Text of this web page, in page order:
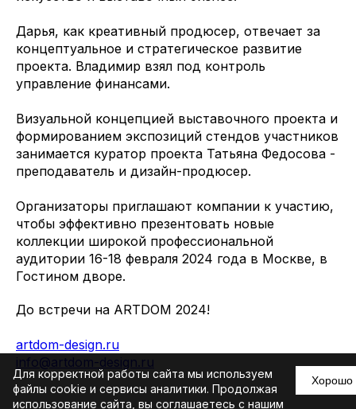
Для корректной работы сайта мы используем
файлы cookie и сервисы аналитики. Продолжая
использование сайта, вы соглашаетесь с нашим
Хорошо
Дарья, как креативный продюсер, отвечает за
концептуальное и стратегическое развитие
проекта. Владимир взял под контроль
управление финансами.
Визуальной концепцией выставочного проекта и
формированием экспозиций стендов участников
занимается куратор проекта Татьяна Федосова -
преподаватель и дизайн-продюсер.
Организаторы приглашают компании к участию,
чтобы эффективно презентовать новые
коллекции широкой профессиональной
аудитории 16-18 февраля 2024 года в Москве, в
Гостином дворе.
До встречи на ARTDOM 2024!
artdom-design.ru
info@artdom-design.ru